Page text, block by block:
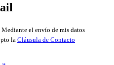
Mediante el envío de mis datos
la Cláusula de Contacto